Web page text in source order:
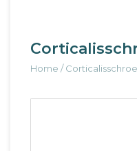
Home /